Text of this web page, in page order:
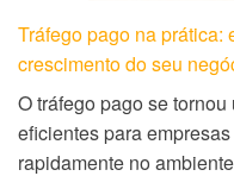
Tráfego pago na prática:
crescimento do seu
O tráfego pago se
eficientes para
rapidamente no